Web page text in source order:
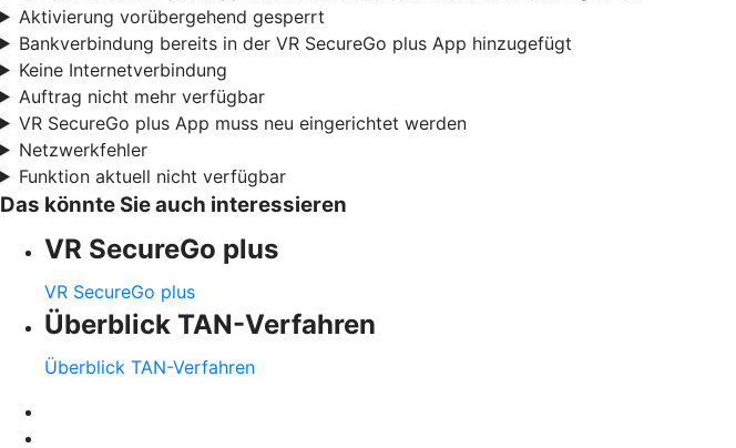
Aktivierung vorübergehend gesperrt
Bankverbindung bereits in der VR SecureGo plus App hinzugefügt
Keine Internetverbindung
Auftrag nicht mehr verfügbar
VR SecureGo plus App muss neu eingerichtet werden
Netzwerkfehler
Funktion aktuell nicht verfügbar
Das könnte Sie auch interessieren
VR SecureGo plus
VR SecureGo plus
Überblick TAN-Verfahren
Überblick TAN-Verfahren